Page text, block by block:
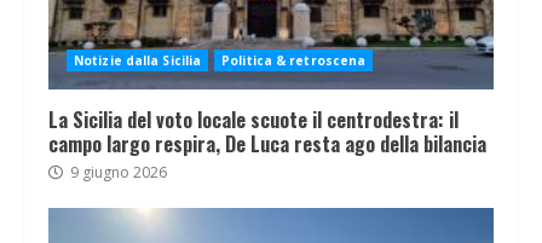
Notizie dalla Sicilia Politica & retroscena
La Sicilia del voto locale scuote il centrodestra: il
campo largo respira, De Luca resta ago della bilancia
9 giugno 2026